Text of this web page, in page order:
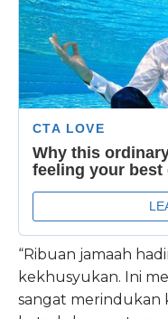
“Ribuan jamaah
kekhusyukan. Ini
sangat merindukan